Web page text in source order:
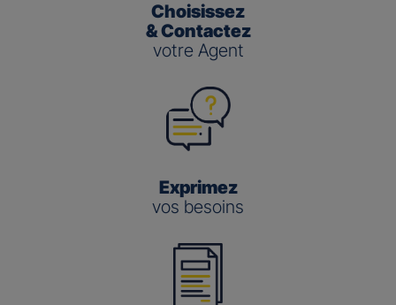
Choisissez
& Contactez
votre Agent
Exprimez
vos besoins